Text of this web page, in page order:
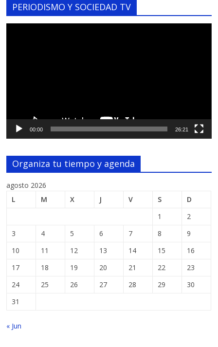
PERIODISMO Y SOCIEDAD TV
00:00 26:21
Organiza tu tiempo y agenda
agosto 2026
L
M X J V S
D
1
2
3
4 5 6 7 8
9
10
11 12 13 14 15
16
17
18 19 20 21 22
23
24
25 26 27 28 29
30
31
« Jun